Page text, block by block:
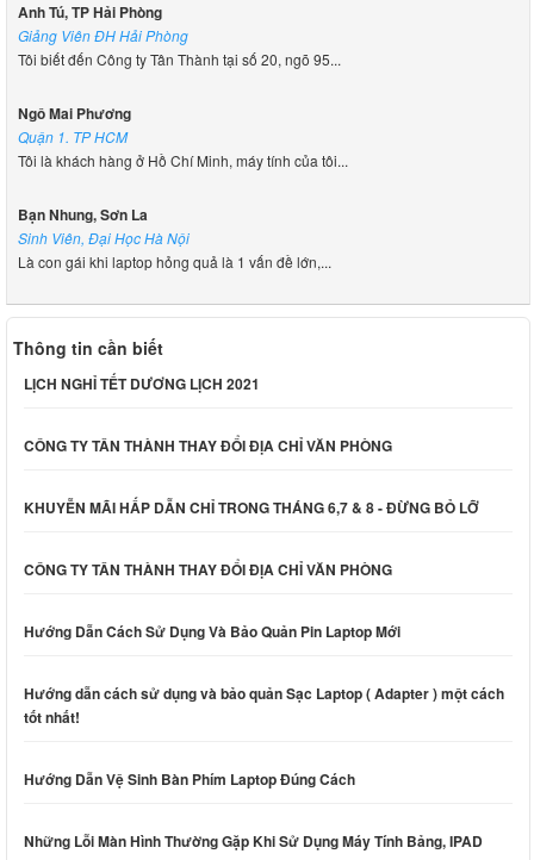
Anh Tú, TP Hải Phòng
Giảng Viên ĐH Hải Phòng
Tôi biết đến Công ty Tân Thành tại số 20, ngõ 95...
Ngô Mai Phương
Quận 1. TP HCM
Tôi là khách hàng ở Hồ Chí Minh, máy tính của tôi...
Bạn Nhung, Sơn La
Sinh Viên, Đại Học Hà Nội
Là con gái khi laptop hỏng quả là 1 vấn đề lớn,...
Thông tin cần biết
LỊCH NGHỈ TẾT DƯƠNG LỊCH 2021
CÔNG TY TÂN THÀNH THAY ĐỔI ĐỊA CHỈ VĂN PHÒNG
KHUYỄN MÃI HẤP DẪN CHỈ TRONG THÁNG 6,7 & 8 - ĐỪNG BỎ LỠ
CÔNG TY TÂN THÀNH THAY ĐỔI ĐỊA CHỈ VĂN PHÒNG
Hướng Dẫn Cách Sử Dụng Và Bảo Quản Pin Laptop Mới
Hướng dẫn cách sử dụng và bảo quản Sạc Laptop ( Adapter ) một cách
tốt nhất!
Hướng Dẫn Vệ Sinh Bàn Phím Laptop Đúng Cách
Những Lỗi Màn Hình Thường Gặp Khi Sử Dụng Máy Tính Bảng, IPAD